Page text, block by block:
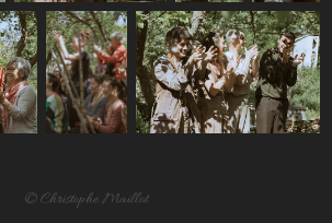
© Christophe Maillot